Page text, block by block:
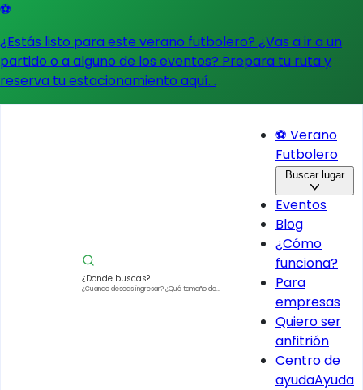
⚽
¿Estás listo para este verano futbolero? ¿Vas a ir a un
partido o a alguno de los eventos? Prepara tu ruta y
reserva tu estacionamiento aquí. .
¿Donde buscas?
¿Cuando deseas ingresar?¿Qué tamaño de
⚽ Verano
Futbolero
Buscar lugar
Eventos
Blog
¿Cómo
funciona?
Para
empresas
Quiero ser
anfitrión
Centro de
ayudaAyuda